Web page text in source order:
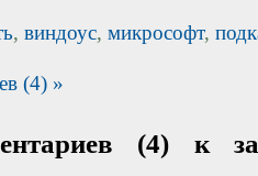
, виндоус, микрософт,
(4) »
(4) к